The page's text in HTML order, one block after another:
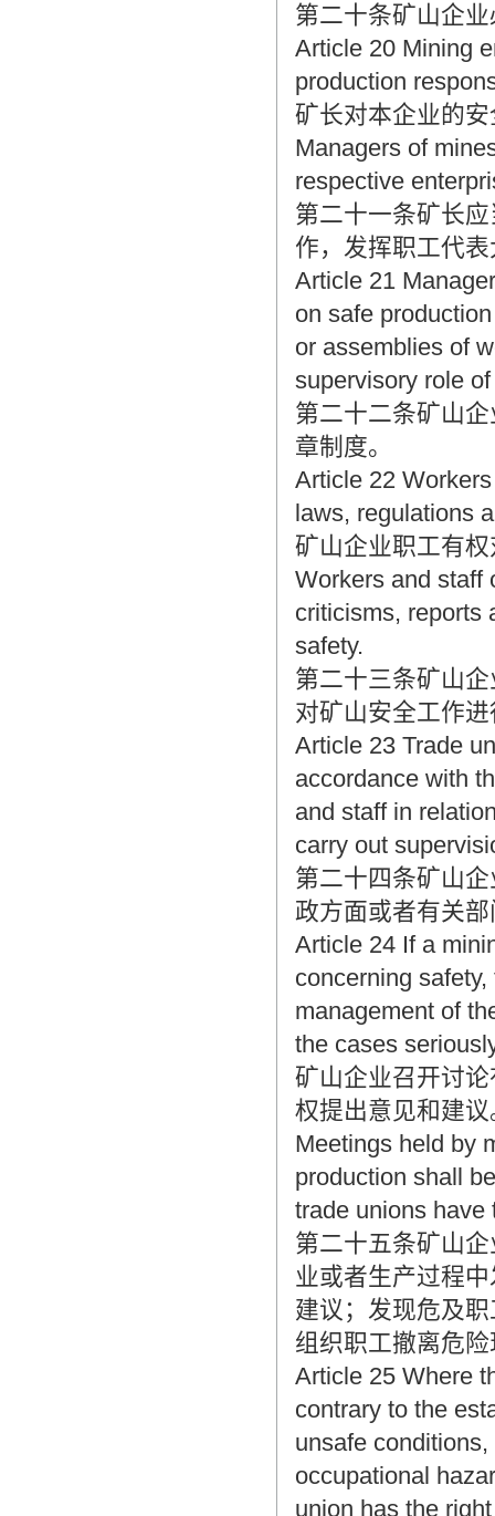
第二十条矿山企
Article 20 Mining
production
矿长对本企业的
Managers of
respective
第二十一条矿长
作，发挥职工代
Article 21
on safe
or assemblies of
supervisory role
第二十二条矿山
章制度。
Article 22
laws, regulations
矿山企业职工有
Workers and staff
criticisms, reports
safety.
第二十三条矿山
对矿山安全工作
Article 23 Trade
accordance with
and staff in
carry out
第二十四条矿山
政方面或者有关
Article 24 If a
concerning
management of
the cases
矿山企业召开讨
权提出意见和建议
Meetings held by
production shall
trade unions have
第二十五条矿山
业或者生产过程
建议；发现危及
组织职工撤离危
Article 25 Where
contrary to the
unsafe
occupational
union has the